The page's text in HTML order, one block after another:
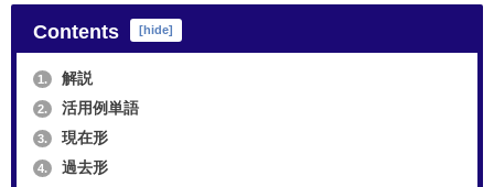
Contents [hide]
1. 解説
2. 活用例単語
3. 現在形
4. 過去形